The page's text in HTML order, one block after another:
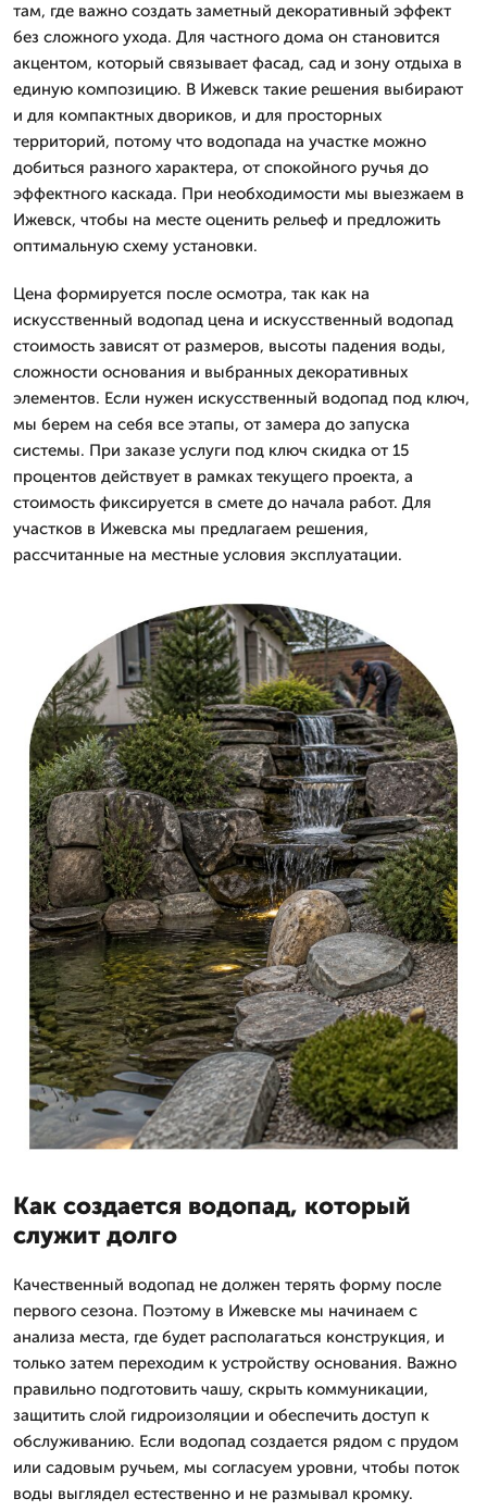
там, где важно создать заметный декоративный эффект
без сложного ухода. Для частного дома он становится
акцентом, который связывает фасад, сад и зону отдыха в
единую композицию. В Ижевск такие решения выбирают
и для компактных двориков, и для просторных
территорий, потому что водопада на участке можно
добиться разного характера, от спокойного ручья до
эффектного каскада. При необходимости мы выезжаем в
Ижевск, чтобы на месте оценить рельеф и предложить
оптимальную схему установки.
Цена формируется после осмотра, так как на
искусственный водопад цена и искусственный водопад
стоимость зависят от размеров, высоты падения воды,
сложности основания и выбранных декоративных
элементов. Если нужен искусственный водопад под ключ,
мы берем на себя все этапы, от замера до запуска
системы. При заказе услуги под ключ скидка от 15
процентов действует в рамках текущего проекта, а
стоимость фиксируется в смете до начала работ. Для
участков в Ижевска мы предлагаем решения,
рассчитанные на местные условия эксплуатации.
Как создается водопад, который
служит долго
Качественный водопад не должен терять форму после
первого сезона. Поэтому в Ижевске мы начинаем с
анализа места, где будет располагаться конструкция, и
только затем переходим к устройству основания. Важно
правильно подготовить чашу, скрыть коммуникации,
защитить слой гидроизоляции и обеспечить доступ к
обслуживанию. Если водопад создается рядом с прудом
или садовым ручьем, мы согласуем уровни, чтобы поток
воды выглядел естественно и не размывал кромку.